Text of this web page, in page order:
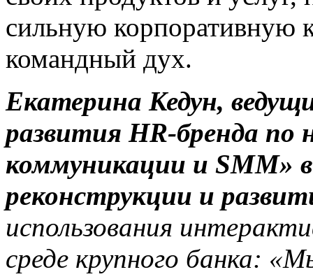
сильную корпоративную
командный дух.
Екатерина Кедун,
развития HR-бренда
коммуникации и SMM»
реконструкции и
использования
среде крупного банка: